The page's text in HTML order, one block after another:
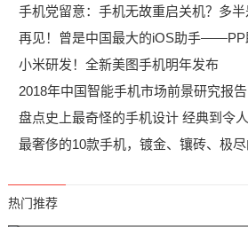
手机党留意：手机无故重启关机？多
再见！曾是中国最大的iOS助手——PP
小米研发！全新美图手机明年发布
2018年中国智能手机市场前景研究报告
盘点史上最奇怪的手机设计 经典到令
最奢侈的10款手机，镀金、镶砖、极
热门推荐